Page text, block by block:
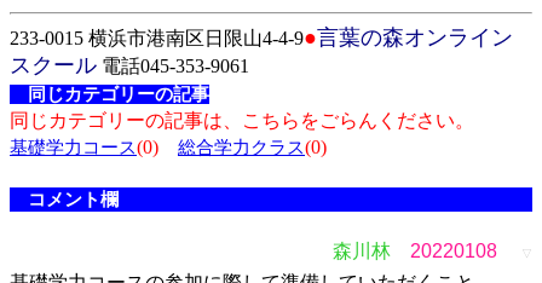
233-0015 横浜市港南区日限山4-4-9●言葉の森オンライン
スクール 電話045-353-9061
同じカテゴリーの記事
同じカテゴリーの記事は、こちらをごらんください。
基礎学力コース(0) 総合学力クラス(0)
コメント欄
森川林 20220108 ▽